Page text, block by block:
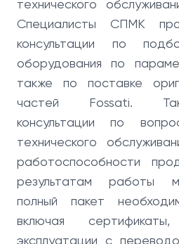
технического
Специалисты СПМК
консультации по
оборудования по
также по поставке
частей Fossati.
консультации по
технического
работоспособности
результатам работы
полный пакет
включая
эксплуатации с